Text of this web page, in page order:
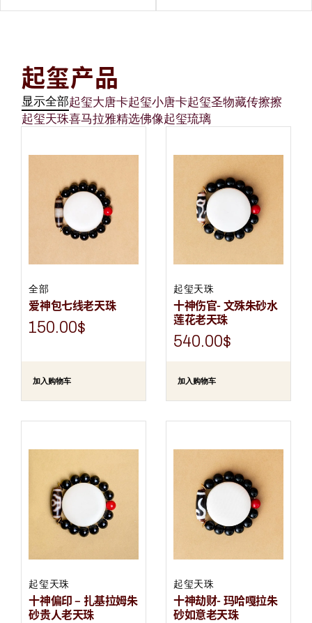
起玺产品
显示全部起玺大唐卡起玺小唐卡起玺圣物藏传擦擦
起玺天珠喜马拉雅精选佛像起玺琉璃
全部
爱神包七线老天珠
150.00$
加入购物车
起玺天珠
十神伤官- 文殊朱砂水
莲花老天珠
540.00$
加入购物车
起玺天珠
十神偏印 – 扎基拉姆朱
砂贵人老天珠
起玺天珠
十神劫财- 玛哈嘎拉朱
砂如意老天珠